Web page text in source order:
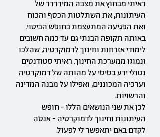
ראיתי מבחוץ את מצבה המידרדר של
העיתונות, את השתלטות הכסף והכוח
ואת הפגיעה המתעצמת בחופש הביטוי.
באותה תקופה הבנתי גם עד כמה חשובים
לימודי אזרחות וחינוך לדמוקרטיה, שהלכו
ונמוגו ממערכת החינוך. ראיתי סטודנטים
נטולי ידע בסיסי על מהותה של דמוקרטיה
וערכיה המכוננים, ואפילו על מבנה המדינה
והרשויות.
לכן את שני הנושאים הללו - חופש
העיתונות וחינוך לדמוקרטיה - אנסה
לקדם באם יתאפשר לי לפעול.